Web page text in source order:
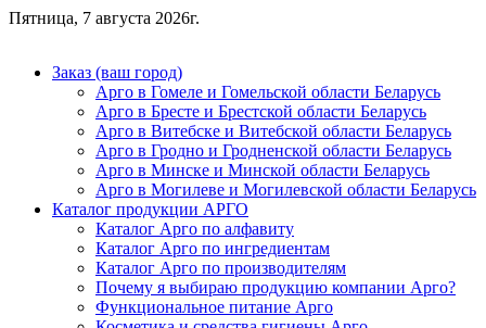
Пятница, 7 августа 2026г.
Заказ (ваш город)
Арго в Гомеле и Гомельской области Беларусь
Арго в Бресте и Брестской области Беларусь
Арго в Витебске и Витебской области Беларусь
Арго в Гродно и Гродненской области Беларусь
Арго в Минске и Минской области Беларусь
Арго в Могилеве и Могилевской области Беларусь
Каталог продукции АРГО
Каталог Арго по алфавиту
Каталог Арго по ингредиентам
Каталог Арго по производителям
Почему я выбираю продукцию компании Арго?
Функциональное питание Арго